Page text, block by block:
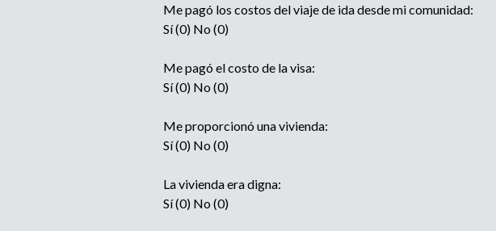
Me pagó los costos del viaje de ida desde mi comunidad:
Sí (0) No (0)
Me pagó el costo de la visa:
Sí (0) No (0)
Me proporcionó una vivienda:
Sí (0) No (0)
La vivienda era digna:
Sí (0) No (0)